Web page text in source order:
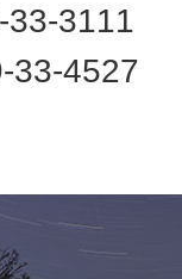
33-3111
33-4527